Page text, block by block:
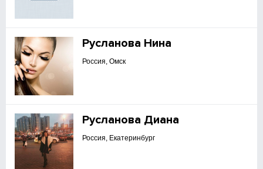
Русланова Нина
Россия, Омск
Русланова Диана
Россия, Екатеринбург